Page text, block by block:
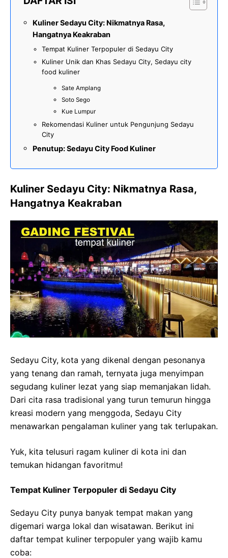
Kuliner Sedayu City: Nikmatnya Rasa,
Hangatnya Keakraban
Tempat Kuliner Terpopuler di Sedayu City
Kuliner Unik dan Khas Sedayu City, Sedayu city
food kuliner
Sate Amplang
Soto Sego
Kue Lumpur
Rekomendasi Kuliner untuk Pengunjung Sedayu
City
Penutup: Sedayu City Food Kuliner
Kuliner Sedayu City: Nikmatnya Rasa,
Hangatnya Keakraban
Sedayu City, kota yang dikenal dengan pesonanya
yang tenang dan ramah, ternyata juga menyimpan
segudang kuliner lezat yang siap memanjakan lidah.
Dari cita rasa tradisional yang turun temurun hingga
kreasi modern yang menggoda, Sedayu City
menawarkan pengalaman kuliner yang tak terlupakan.
Yuk, kita telusuri ragam kuliner di kota ini dan
temukan hidangan favoritmu!
Tempat Kuliner Terpopuler di Sedayu City
Sedayu City punya banyak tempat makan yang
digemari warga lokal dan wisatawan. Berikut ini
daftar tempat kuliner terpopuler yang wajib kamu
coba: